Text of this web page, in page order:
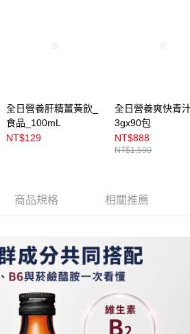
全日營養肝精薑黃飲_
食品_100mL
NT$129
全日營養爽快青
3gx90包
NT$888
NT$1,590
商品規格 相關推薦